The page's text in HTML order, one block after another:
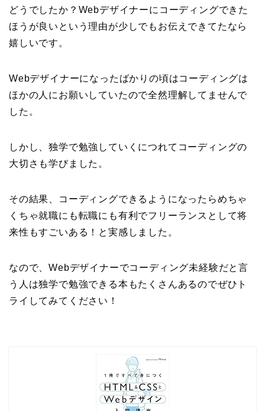
どうでしたか？Webデザイナーにコーディングできた
ほうが良いという理由が少しでもお伝えできてたなら
嬉しいです。
Webデザイナーになったばかりの頃はコーディングは
ほかの人にお願いしていたので全然理解してませんで
した。
しかし、独学で勉強していくにつれてコーディングの
大切さも学びました。
その結果、コーディングできるようになったらめちゃ
くちゃ就職にも転職にも有利でフリーランスとして将
来性もすごいある！と実感しました。
なので、Webデザイナーでコーディング未経験だと言
う人は独学で勉強できる本もたくさんあるのでぜひト
ライしてみてください！